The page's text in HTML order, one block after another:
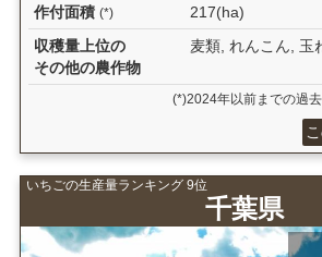
作付面積 (*)
217(ha)
収穫量上位の
その他の農作物
麦類, れんこん, 玉
(*)2024年以前までの過
いちごの生産量ランキング 9位
千葉県